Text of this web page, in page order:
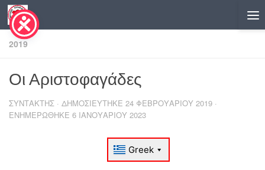
Skip to content
2019
Οι Αριστοφαγάδες
ΣΥΝΤΆΚΤΗΣ · ΔΗΜΟΣΙΕΎΤΗΚΕ 24 ΦΕΒΡΟΥΑΡΊΟΥ 2019 ·
ΕΝΗΜΕΡΏΘΗΚΕ 6 ΙΑΝΟΥΑΡΊΟΥ 2023